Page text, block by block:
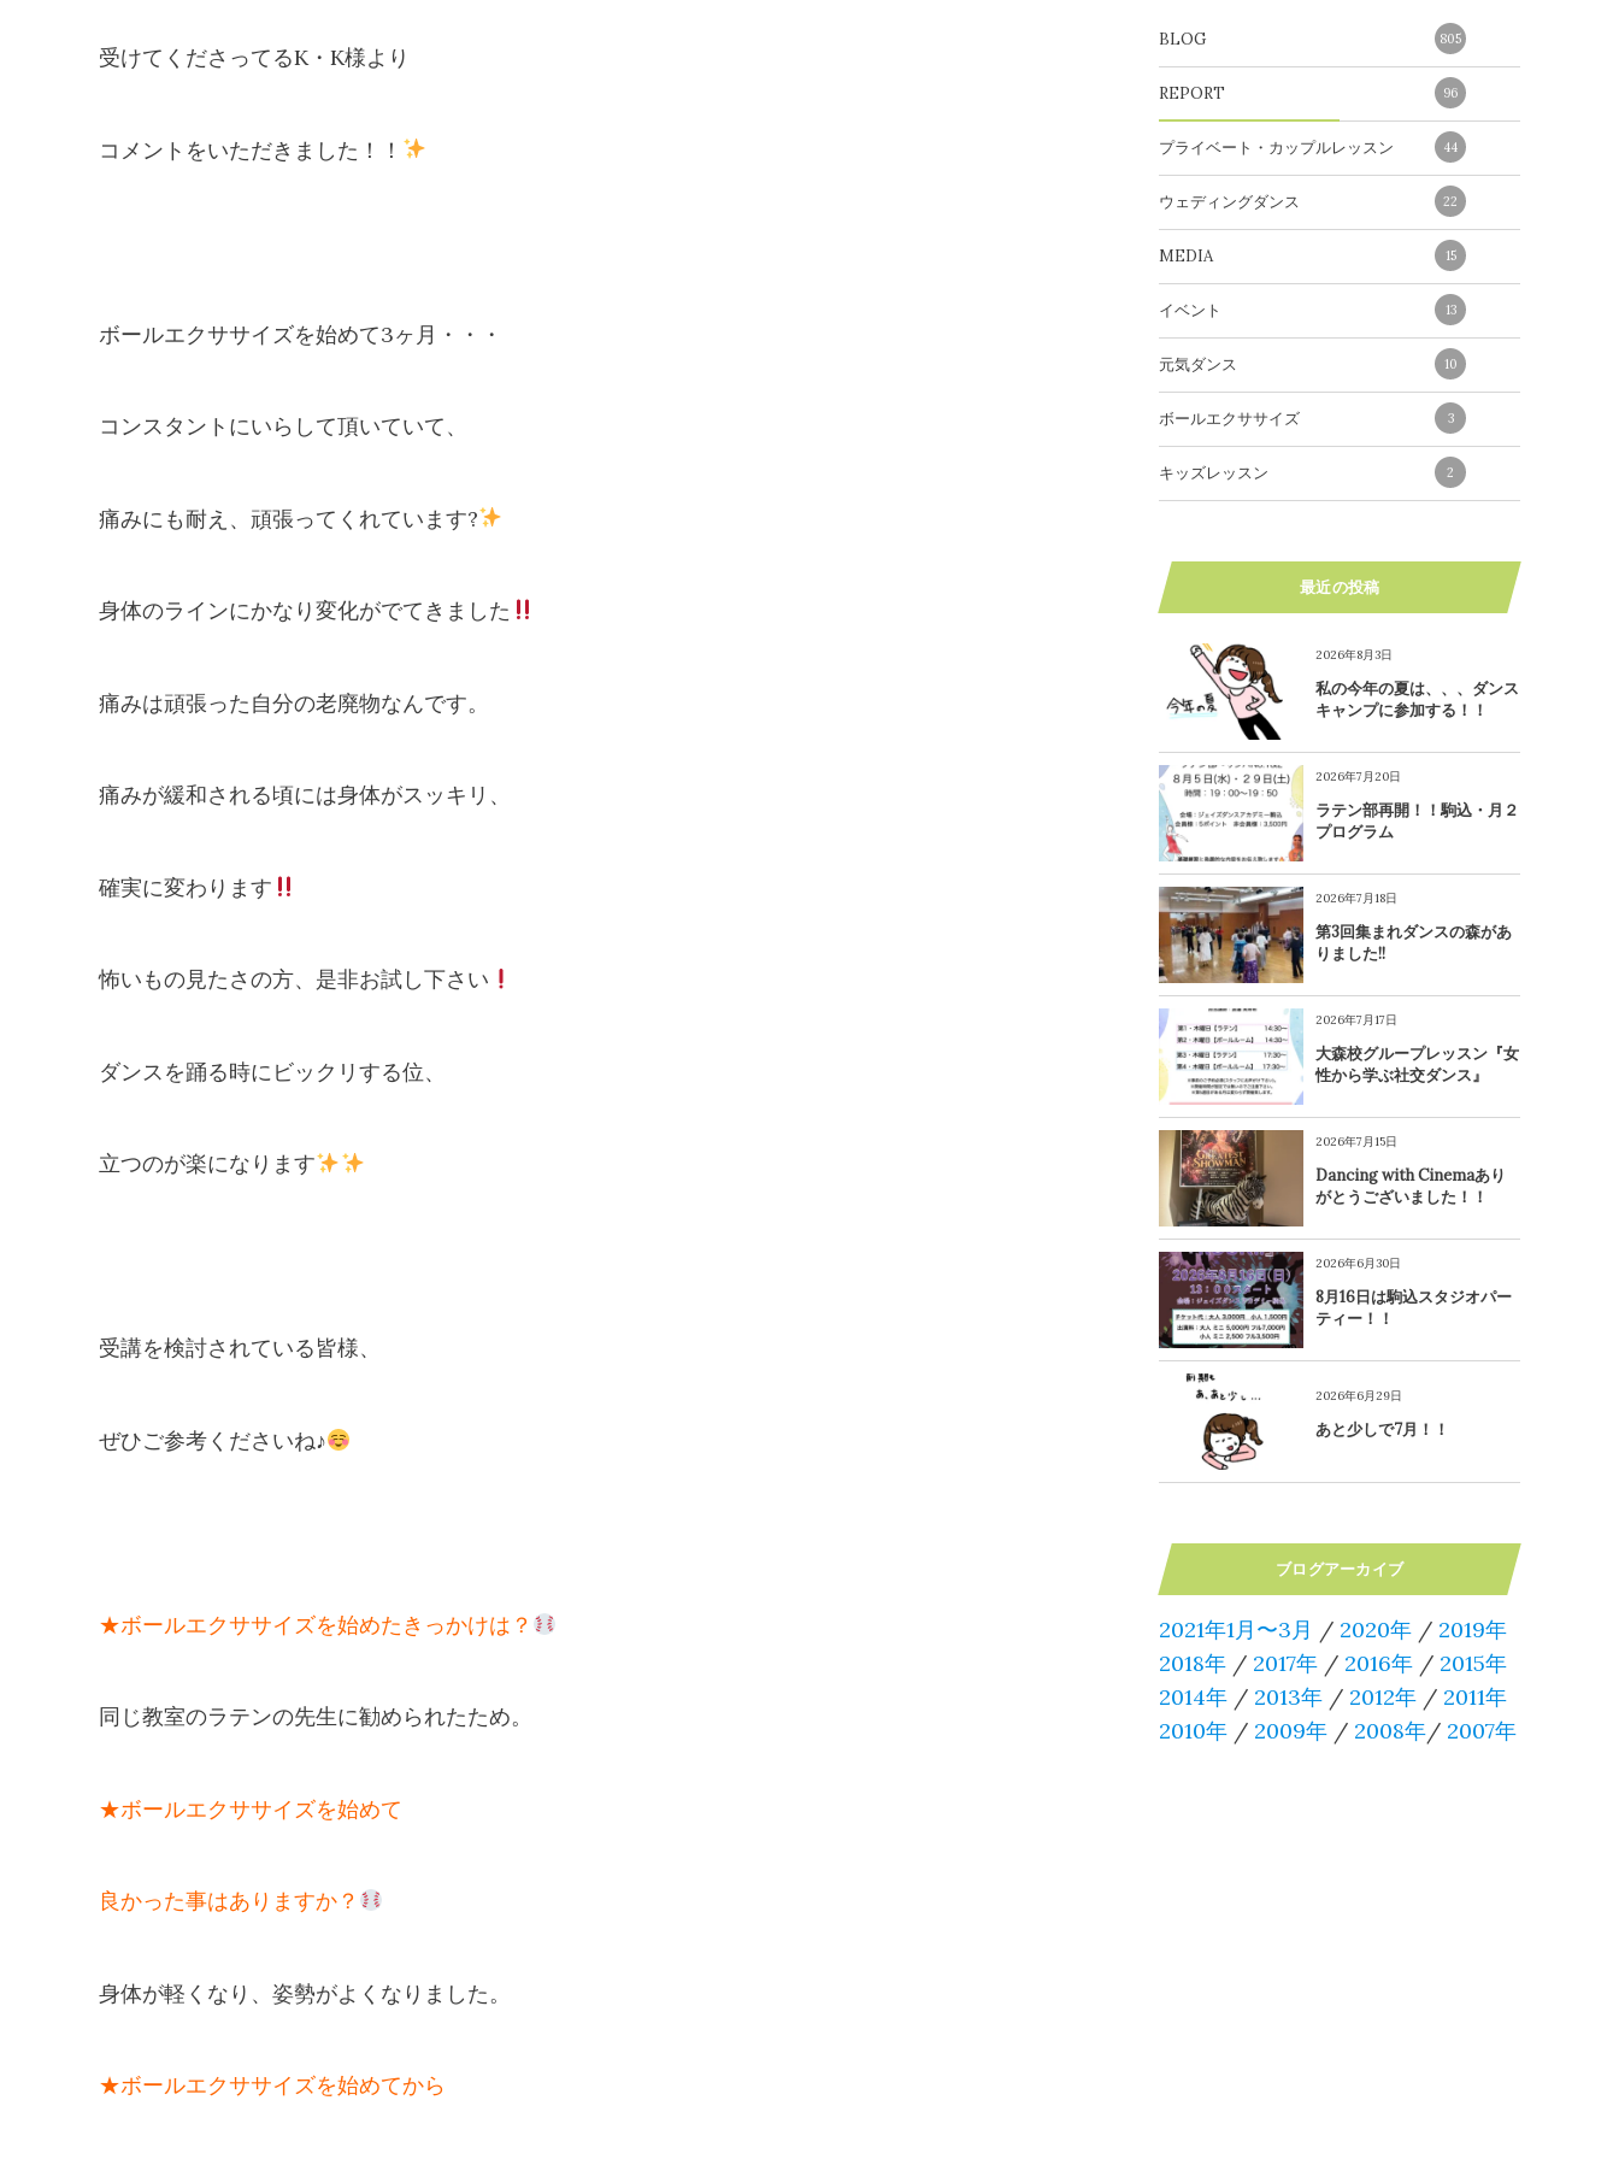
受けてくださってるK・K様より
コメントをいただきました！！
ボールエクササイズを始めて3ヶ月・・・
コンスタントにいらして頂いていて、
痛みにも耐え、頑張ってくれています?
身体のラインにかなり変化がでてきました
痛みは頑張った自分の老廃物なんです。
痛みが緩和される頃には身体がスッキリ、
確実に変わります
怖いもの見たさの方、是非お試し下さい
ダンスを踊る時にビックリする位、
立つのが楽になります
受講を検討されている皆様、
ぜひご参考くださいね♪
★ボールエクササイズを始めたきっかけは？
同じ教室のラテンの先生に勧められたため。
★ボールエクササイズを始めて
良かった事はありますか？
身体が軽くなり、姿勢がよくなりました。
★ボールエクササイズを始めてから
BLOG 805
REPORT 96
プライベート・カップルレッスン 44
ウェディングダンス 22
MEDIA 15
イベント 13
元気ダンス 10
ボールエクササイズ 3
キッズレッスン 2
最近の投稿
2026年8月3日
私の今年の夏は、、、ダンス
キャンプに参加する！！
2026年7月20日
ラテン部再開！！駒込・月２
プログラム
2026年7月18日
第3回集まれダンスの森があ
りました!!
2026年7月17日
大森校グループレッスン『女
性から学ぶ社交ダンス』
2026年7月15日
Dancing with Cinemaあり
がとうございました！！
2026年6月30日
8月16日は駒込スタジオパー
ティー！！
2026年6月29日
あと少しで7月！！
ブログアーカイブ
2021年1月〜3月 / 2020年 / 2019年
2018年 / 2017年 / 2016年 / 2015年
2014年 / 2013年 / 2012年 / 2011年
2010年 / 2009年 / 2008年/ 2007年